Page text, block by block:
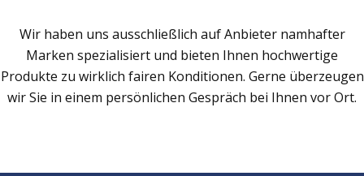
Wir haben uns ausschließlich auf Anbieter namhafter
Marken spezialisiert und bieten Ihnen hochwertige
Produkte zu wirklich fairen Konditionen. Gerne überzeugen
wir Sie in einem persönlichen Gespräch bei Ihnen vor Ort.